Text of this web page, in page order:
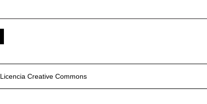
Licencia Creative Commons